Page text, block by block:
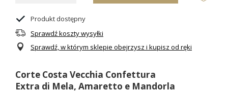
Produkt dostępny
Sprawdź koszty wysyłki
Sprawdź, w którym sklepie obejrzysz i kupisz od ręki
Corte Costa Vecchia Confettura
Extra di Mela, Amaretto e Mandorla